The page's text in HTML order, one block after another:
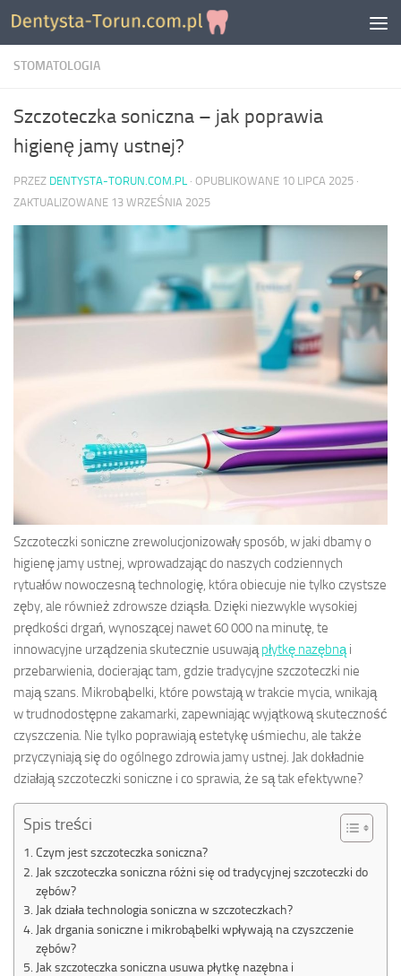
Skip to content
STOMATOLOGIA
Szczoteczka soniczna – jak poprawia
higienę jamy ustnej?
PRZEZ DENTYSTA-TORUN.COM.PL · OPUBLIKOWANE 10 LIPCA 2025 ·
ZAKTUALIZOWANE 13 WRZEŚNIA 2025
Szczoteczki soniczne zrewolucjonizowały sposób, w jaki dbamy o
higienę jamy ustnej, wprowadzając do naszych codziennych
rytuałów nowoczesną technologię, która obiecuje nie tylko czystsze
zęby, ale również zdrowsze dziąsła. Dzięki niezwykle wysokiej
prędkości drgań, wynoszącej nawet 60 000 na minutę, te
innowacyjne urządzenia skutecznie usuwająpłytkę nazębnąi
przebarwienia, docierając tam, gdzie tradycyjne szczoteczki nie
mają szans. Mikrobąbelki, które powstają w trakcie mycia, wnikają
w trudnodostępne zakamarki, zapewniając wyjątkową skuteczność
czyszczenia. Nie tylko poprawiają estetykę uśmiechu, ale także
przyczyniają się do ogólnego zdrowia jamy ustnej. Jak dokładnie
działają szczoteczki soniczne i co sprawia, że są tak efektywne?
Spis treści
Czym jest szczoteczka soniczna?
Jak szczoteczka soniczna różni się od tradycyjnej szczoteczki do
zębów?
Jak działa technologia soniczna w szczoteczkach?
Jak drgania soniczne i mikrobąbelki wpływają na czyszczenie
zębów?
Jak szczoteczka soniczna usuwa płytkę nazębna i